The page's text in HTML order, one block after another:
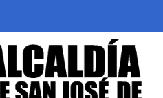
herramientas